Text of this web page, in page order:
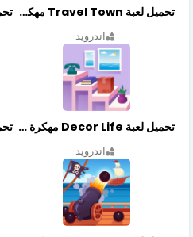
تحميل لعبة Travel Town مهكرة أخر إصدار
اندرويد
تحميل لعبة Decor Life مهكرة أخر إصدار
اندرويد